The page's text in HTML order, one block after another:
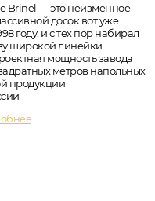
Brinel — это неизменное
досок вот уже
году, и с тех пор набирал
широкой линейки
мощность завода
метров напольных
продукции